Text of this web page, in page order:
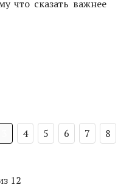
что сказать важнее
4 5 6 7 8
12